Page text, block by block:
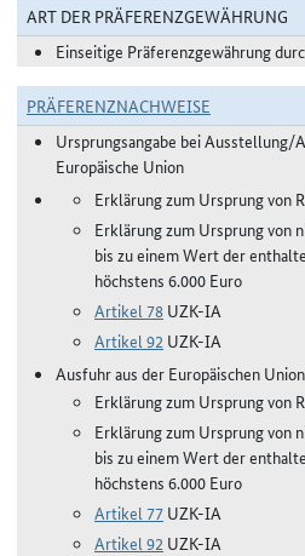
ART DER PRÄFERENZGEWÄHRUNG
Einseitige Präferenzgewährung
PRÄFERENZNACHWEISE
Ursprungsangabe bei
Europäische Union
Erklärung zum Ursprung von
Erklärung zum Ursprung von
bis zu einem Wert der
höchstens 6.000 Euro
Artikel 78 UZK-IA
Artikel 92 UZK-IA
Ausfuhr aus der Europäischen
Erklärung zum Ursprung von
Erklärung zum Ursprung von
bis zu einem Wert der
höchstens 6.000 Euro
Artikel 77 UZK-IA
Artikel 92 UZK-IA